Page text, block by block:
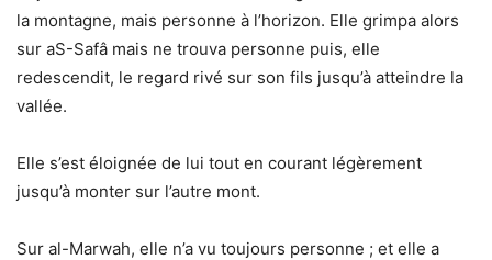
la montagne, mais personne à l’horizon. Elle grimpa alors
sur aS-Safâ mais ne trouva personne puis, elle
redescendit, le regard rivé sur son fils jusqu’à atteindre la
vallée.
Elle s’est éloignée de lui tout en courant légèrement
jusqu’à monter sur l’autre mont.
Sur al-Marwah, elle n’a vu toujours personne ; et elle a